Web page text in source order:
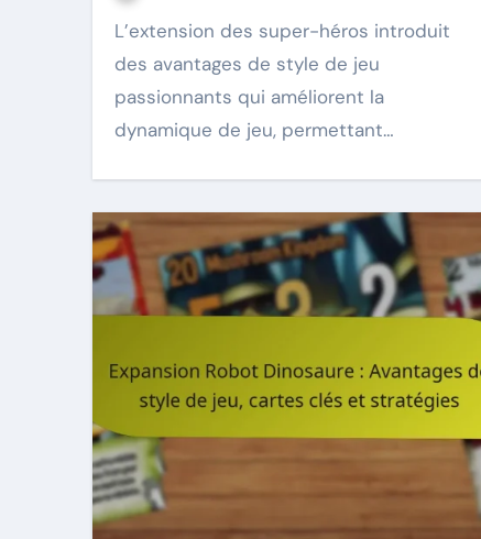
L’extension des super-héros introduit
des avantages de style de jeu
passionnants qui améliorent la
dynamique de jeu, permettant…